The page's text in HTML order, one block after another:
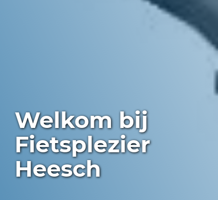
Welkom bij
Fietsplezier
Heesch